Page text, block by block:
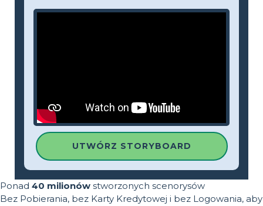
UTWÓRZ STORYBOARD
Ponad 40 milionów stworzonych scenorysów
Bez Pobierania, bez Karty Kredytowej i bez Logowania, aby